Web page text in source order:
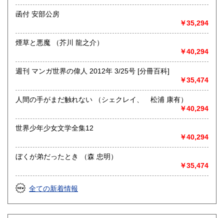
函付 安部公房
￥35,294
煙草と悪魔 （芥川 龍之介）
￥40,294
週刊 マンガ世界の偉人 2012年 3/25号 [分冊百科]
￥35,474
人間の手がまだ触れない （シェクレイ、 松浦 康有）
￥40,294
世界少年少女文学全集12
￥40,294
ぼくが弟だったとき （森 忠明）
￥35,474
全ての新着情報